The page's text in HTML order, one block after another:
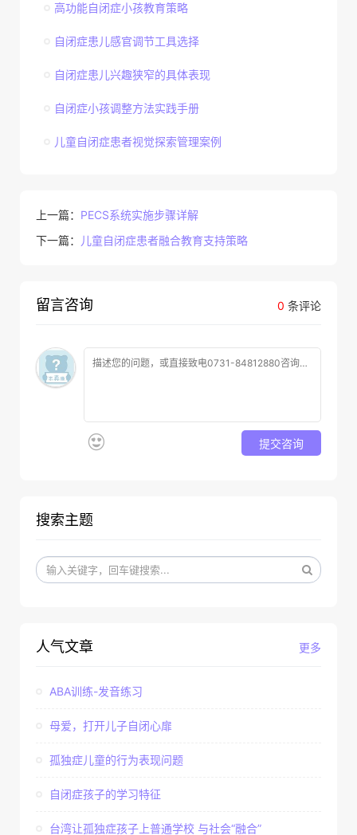
高功能自闭症小孩教育策略
自闭症患儿感官调节工具选择
自闭症患儿兴趣狭窄的具体表现
自闭症小孩调整方法实践手册
儿童自闭症患者视觉探索管理案例
上一篇： PECS系统实施步骤详解
下一篇：
儿童自闭症患者融合教育支持策略
0 条评论
留言咨询
提交咨询
搜索主题
更多
人气文章
ABA训练-发音练习
母爱，打开儿子自闭心扉
孤独症儿童的行为表现问题
自闭症孩子的学习特征
台湾让孤独症孩子上普通学校 与社会“融合”